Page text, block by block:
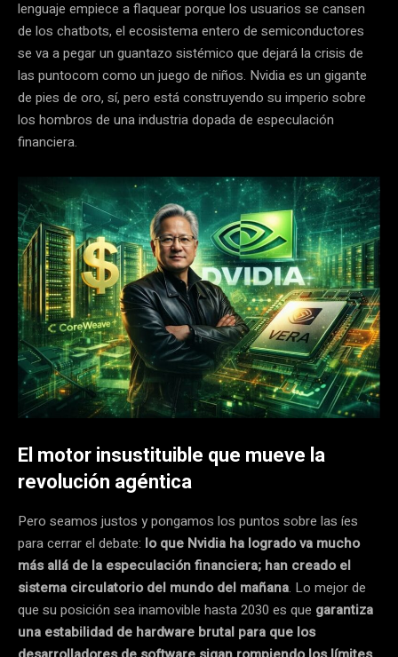
lenguaje empiece a flaquear porque los usuarios se cansen
de los chatbots, el ecosistema entero de semiconductores
se va a pegar un guantazo sistémico que dejará la crisis de
las puntocom como un juego de niños. Nvidia es un gigante
de pies de oro, sí, pero está construyendo su imperio sobre
los hombros de una industria dopada de especulación
financiera.
El motor insustituible que mueve la
revolución agéntica
Pero seamos justos y pongamos los puntos sobre las íes
para cerrar el debate: lo que Nvidia ha logrado va mucho
más allá de la especulación financiera; han creado el
sistema circulatorio del mundo del mañana. Lo mejor de
que su posición sea inamovible hasta 2030 es que garantiza
una estabilidad de hardware brutal para que los